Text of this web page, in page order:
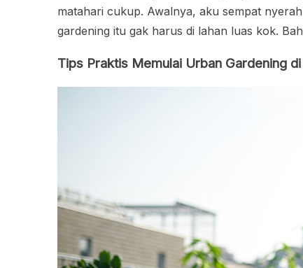
matahari cukup. Awalnya, aku sempat
gardening itu gak harus di lahan luas kok.
Tips Praktis Memulai Urban Gardening